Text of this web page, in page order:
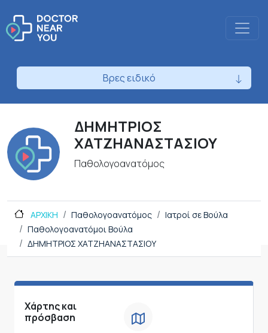
Βρες ειδικό
ΔΗΜΗΤΡΙΟΣ
ΧΑΤΖΗΑΝΑΣΤΑΣΙΟΥ
Παθολογοανατόμος
ΑΡΧΙΚΗ Παθολογοανατόμος
Ιατροί σε Βούλα
Παθολογοανατόμοι Βούλα
ΔΗΜΗΤΡΙΟΣ ΧΑΤΖΗΑΝΑΣΤΑΣΙΟΥ
Χάρτης και
πρόσβαση